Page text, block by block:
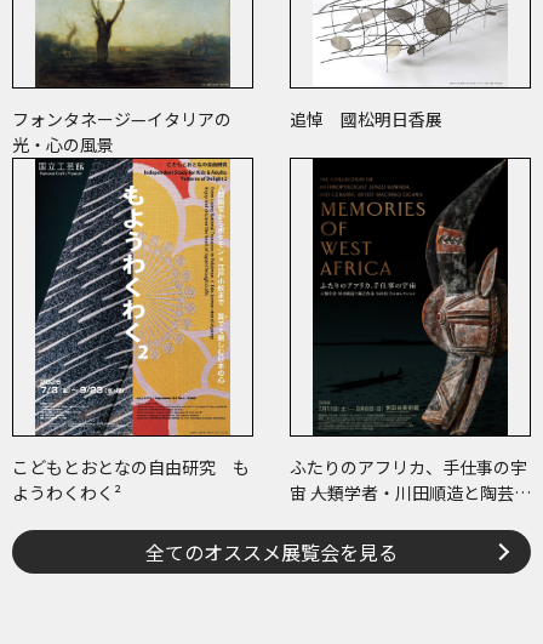
フォンタネージ—イタリアの
光・心の風景
追悼 國松明日香展
こどもとおとなの自由研究 も
ようわくわく²
ふたりのアフリカ、手仕事の宇
宙 ――人類学者・川田順造と陶芸作
全てのオススメ展覧会を見る